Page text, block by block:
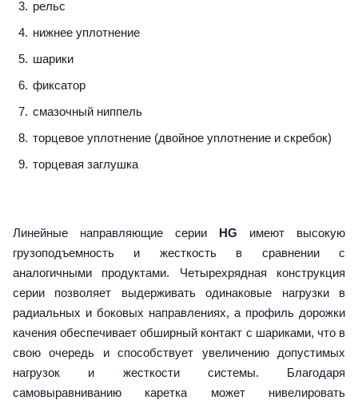
рельс
нижнее уплотнение
шарики
фиксатор
смазочный ниппель
торцевое уплотнение (двойное уплотнение и скребок)
торцевая заглушка
Линейные направляющие серии HG имеют высокую
грузоподъемность и жесткость в сравнении с
аналогичными продуктами. Четырехрядная конструкция
серии позволяет выдерживать одинаковые нагрузки в
радиальных и боковых направлениях, а профиль дорожки
качения обеспечивает обширный контакт с шариками, что в
свою очередь и способствует увеличению допустимых
нагрузок и жесткости системы. Благодаря
самовыравниванию каретка может нивелировать